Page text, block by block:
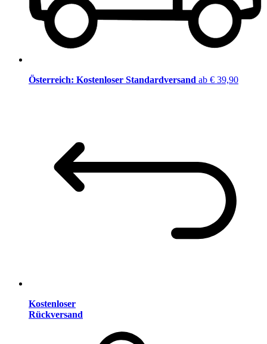
Österreich: Kostenloser Standardversand ab € 39,90
Kostenloser
Rückversand